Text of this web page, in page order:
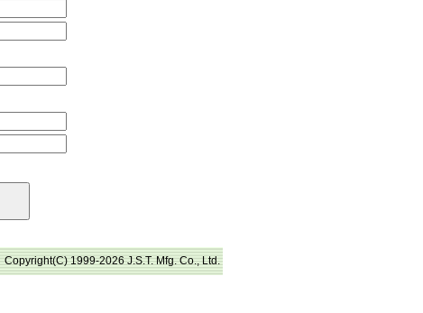
Copyright(C) 1999-2026 J.S.T. Mfg. Co., Ltd.